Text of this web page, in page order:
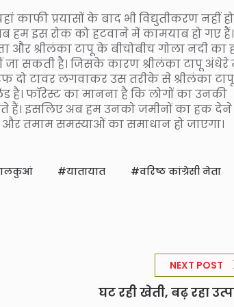
काफी प्रयासों के बाद भी विद्युतीकरण नहीं
हम इस रोक को हटवाने में कामयाब हो गए हैं।
श्रीलंका टापू के बीचोबीच गोला नदी का
जा सकती है। जिसके कारण श्रीलंका टापू अंधेरे
दो टावर लगवाकर उस तरीके से श्रीलंका
है। फॉरेस्ट का मानना है कि लोगों का उनकी
हैं। इसलिए अब हम उनको जमीनों का हक
और तमाम समस्याओं का समाधान हो जाएगा।
यातायात वरिष्ठ कांग्रेसी नेता
NEXT POST
घट रही खेती, बढ़ रहा